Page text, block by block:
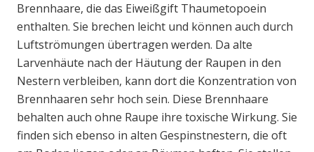
Brennhaare, die das Eiweißgift Thaumetopoein
enthalten. Sie brechen leicht und können auch durch
Luftströmungen übertragen werden. Da alte
Larvenhäute nach der Häutung der Raupen in den
Nestern verbleiben, kann dort die Konzentration von
Brennhaaren sehr hoch sein. Diese Brennhaare
behalten auch ohne Raupe ihre toxische Wirkung. Sie
finden sich ebenso in alten Gespinstnestern, die oft